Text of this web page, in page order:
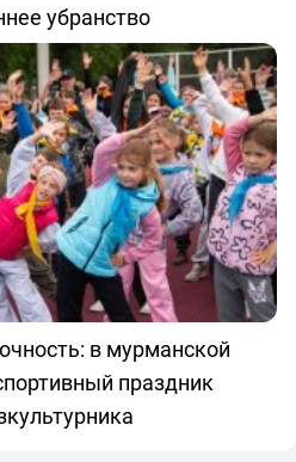
убранство
в мурманской
праздник